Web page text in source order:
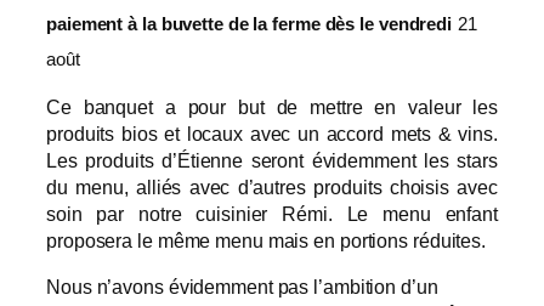
paiement à la buvette de la ferme dès le vendredi 21
août
Ce banquet a pour but de mettre en valeur les
produits bios et locaux avec un accord mets & vins.
Les produits d’Étienne seront évidemment les stars
du menu, alliés avec d’autres produits choisis avec
soin par notre cuisinier Rémi. Le menu enfant
proposera le même menu mais en portions réduites.
Nous n’avons évidemment pas l’ambition d’un